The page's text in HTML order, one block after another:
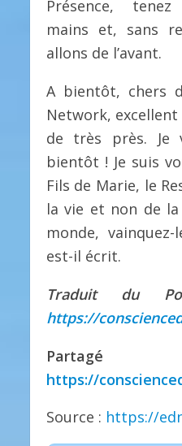
Présence,
mains et, sans
allons de l’avant.
A bientôt, chers
Network,
de très près. Je
bientôt ! Je suis
Fils de Marie, le
la vie et non de la
monde,
est-il écrit.
Traduit du
https://
https://
Source : https://